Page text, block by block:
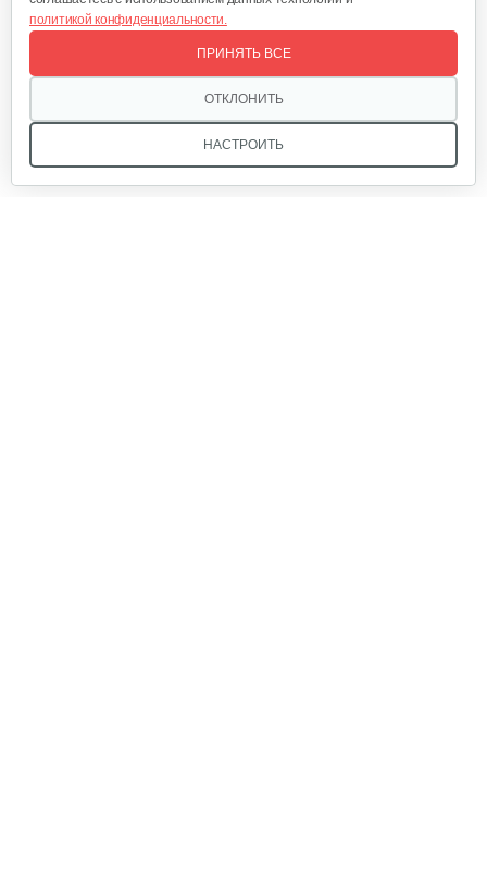
политикой конфиденциальности.
НАСТРОИТЬ
ОТКЛОНИТЬ
ПРИНЯТЬ ВСЕ